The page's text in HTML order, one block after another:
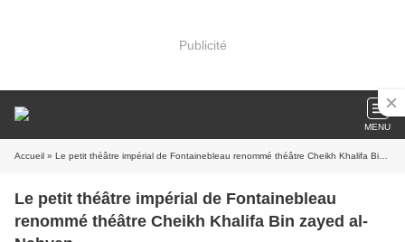
Publicité
MENU
Accueil » Le petit théâtre impérial de Fontainebleau renommé théâtre Cheikh Khalifa Bin zayed al-Nahyan
Le petit théâtre impérial de Fontainebleau
renommé théâtre Cheikh Khalifa Bin zayed al-